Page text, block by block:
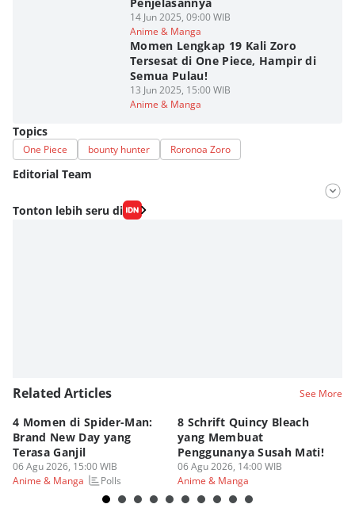
14 Jun 2025, 09:00 WIB
Anime & Manga
Momen Lengkap 19 Kali Zoro
Tersesat di One Piece, Hampir di
Semua Pulau!
13 Jun 2025, 15:00 WIB
Anime & Manga
Topics
One Piece bounty hunter Roronoa Zoro
Editorial Team
Editor
Fahrul Razi Uni Nurullah
Tonton lebih seru di
Related Articles See More
4 Momen di Spider-Man:
Brand New Day yang
Terasa Ganjil
06 Agu 2026, 15:00 WIB
Anime & Manga
Polls
8 Schrift Quincy Bleach
yang Membuat
Penggunanya Susah Mati!
06 Agu 2026, 14:00 WIB
Anime & Manga